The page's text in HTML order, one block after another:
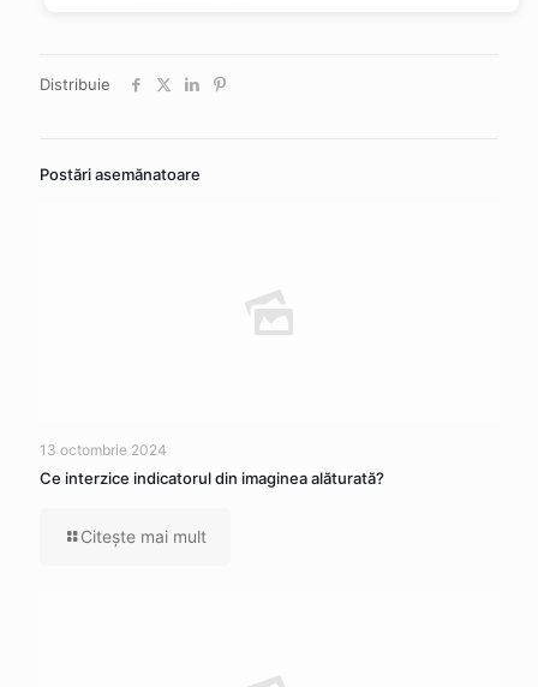
Distribuie
Postări asemănatoare
13 octombrie 2024
Ce interzice indicatorul din imaginea alăturată?
Citeşte mai mult